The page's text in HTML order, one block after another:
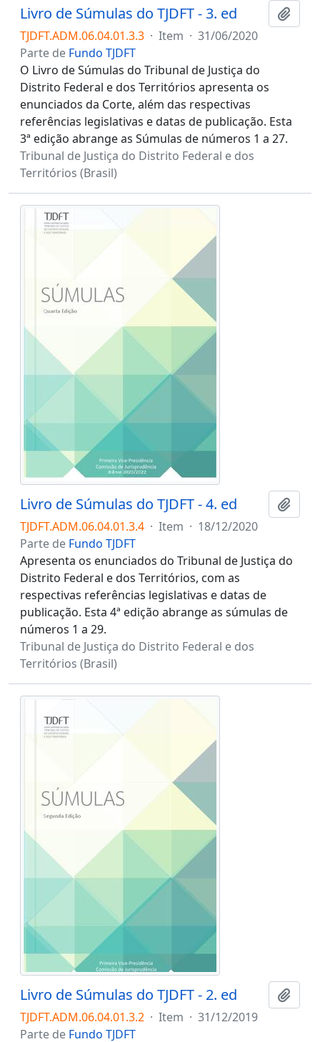
Livro de Súmulas do TJDFT - 3. ed
TJDFT.ADM.06.04.01.3.3 · Item · 31/06/2020
Parte de Fundo TJDFT
O Livro de Súmulas do Tribunal de Justiça do
Distrito Federal e dos Territórios apresenta os
enunciados da Corte, além das respectivas
referências legislativas e datas de publicação. Esta
3ª edição abrange as Súmulas de números 1 a 27.
Tribunal de Justiça do Distrito Federal e dos
Territórios (Brasil)
Livro de Súmulas do TJDFT - 4. ed
TJDFT.ADM.06.04.01.3.4 · Item · 18/12/2020
Parte de Fundo TJDFT
Apresenta os enunciados do Tribunal de Justiça do
Distrito Federal e dos Territórios, com as
respectivas referências legislativas e datas de
publicação. Esta 4ª edição abrange as súmulas de
números 1 a 29.
Tribunal de Justiça do Distrito Federal e dos
Territórios (Brasil)
Livro de Súmulas do TJDFT - 2. ed
TJDFT.ADM.06.04.01.3.2 · Item · 31/12/2019
Parte de Fundo TJDFT